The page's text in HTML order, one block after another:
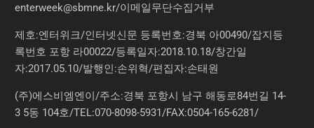
enterweek@sbmne.kr/이메일무단수집거부
제호:엔터위크/인터넷신문 등록번호:경북 아00490/잡지등
록번호 포항 라00022/등록일자:2018.10.18/창간일
자:2017.05.10/발행인:손위혁/편집자:손태원
(주)에스비엠엔이/주소:경북 포항시 남구 해동로84번길 14-
3 5동 104호/TEL:070-8098-5931/FAX:0504-165-6281/